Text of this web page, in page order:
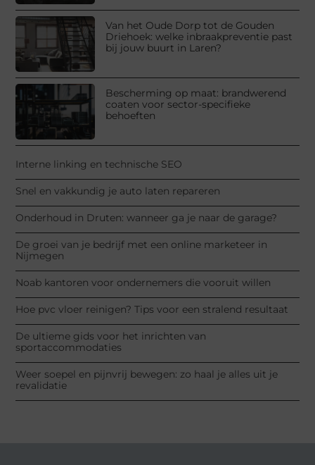
Van het Oude Dorp tot de Gouden
Driehoek: welke inbraakpreventie past
bij jouw buurt in Laren?
Bescherming op maat: brandwerend
coaten voor sector-specifieke
behoeften
Interne linking en technische SEO
Snel en vakkundig je auto laten repareren
Onderhoud in Druten: wanneer ga je naar de garage?
De groei van je bedrijf met een online marketeer in
Nijmegen
Noab kantoren voor ondernemers die vooruit willen
Hoe pvc vloer reinigen? Tips voor een stralend resultaat
De ultieme gids voor het inrichten van
sportaccommodaties
Weer soepel en pijnvrij bewegen: zo haal je alles uit je
revalidatie